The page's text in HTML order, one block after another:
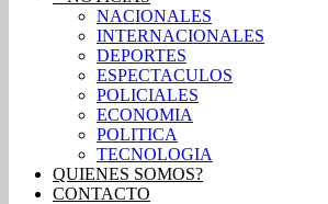
NACIONALES
INTERNACIONALES
DEPORTES
ESPECTACULOS
POLICIALES
ECONOMIA
POLITICA
TECNOLOGIA
QUIENES SOMOS?
CONTACTO